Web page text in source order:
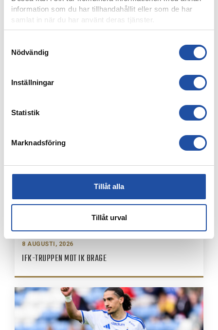
information som du har tillhandahållit eller som de har
samlat in när du har använt deras tjänster.
Nödvändig
Inställningar
Statistik
Marknadsföring
Tillåt alla
Tillåt urval
8 AUGUSTI, 2026
NOELS STORA SHOW I 3-0-SEGERN – “OTROLIG KÄNSLA
8 AUGUSTI, 2026
IFK-TRUPPEN MOT IK BRAGE